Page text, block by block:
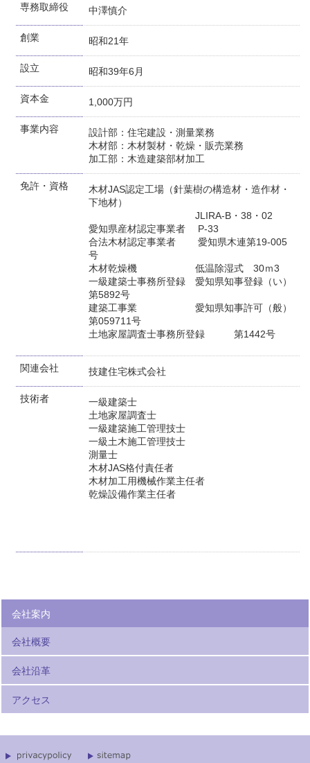
専務取締役 中澤慎介
創業 昭和21年
設立 昭和39年6月
資本金 1,000万円
事業内容
設計部：住宅建設・測量業務
木材部：木材製材・乾燥・販売業務
加工部：木造建築部材加工
免許・資格
木材JAS認定工場（針葉樹の構造材・造作材・
下地材）
JLIRA-B・38・02
愛知県産材認定事業者 P-33
合法木材認定事業者 愛知県木連第19-005
号
木材乾燥機 低温除湿式 30ｍ3
一級建築士事務所登録 愛知県知事登録（い）
第5892号
建築工事業 愛知県知事許可（般）
第059711号
土地家屋調査士事務所登録 第1442号
関連会社 技建住宅株式会社
技術者
一級建築士
土地家屋調査士
一級建築施工管理技士
一級土木施工管理技士
測量士
木材JAS格付責任者
木材加工用機械作業主任者
乾燥設備作業主任者
会社案内
会社概要
会社沿革
アクセス